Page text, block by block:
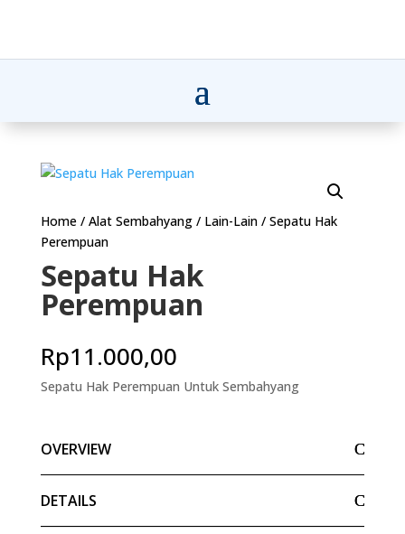
Home/ Alat Sembahyang/ Lain-Lain/ Sepatu Hak
Perempuan
Sepatu Hak
Perempuan
Rp11.000,00
Sepatu Hak Perempuan Untuk Sembahyang
OVERVIEW
DETAILS